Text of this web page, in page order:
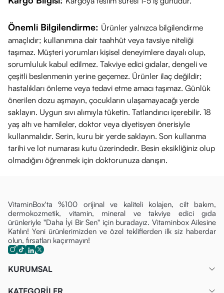
Önemli Bilgilendirme: Ürünler yalnızca bilgilendirme
amaçlıdır; kullanımına dair taahhüt veya tavsiye niteliği
taşımaz. Müşteri yorumları kişisel deneyimlere dayalı olup,
sorumluluk kabul edilmez. Takviye edici gıdalar, dengeli ve
çeşitli beslenmenin yerine geçemez. Ürünler ilaç değildir;
hastalıkları önleme veya tedavi etme amacı taşımaz. Günlük
önerilen dozu aşmayın, çocukların ulaşamayacağı yerde
saklayın. Uygun sıvı alımıyla tüketin. Tatlandırıcı içerebilir. 18
yaş altı ve hamileler, doktor veya diyetisyen önerisiyle
kullanmalıdır. Serin, kuru bir yerde saklayın. Son kullanma
tarihi ve lot numarası kutu üzerindedir. Besin eksikliğiniz olup
olmadığını öğrenmek için doktorunuza danışın.
VitaminBox'ta %100 orijinal ve kaliteli kolajen, cilt bakım,
dermokozmetik, vitamin, mineral ve takviye edici gıda
ürünleriyle "Daha İyi Bir Sen" için buradayız. Vitaminbox Ailesine
Katılın! Yeni ürünlerimizden ve özel tekliflerden ilk siz haberdar
olun, fırsatları kaçırmayın!
KURUMSAL
KATEGORİLER